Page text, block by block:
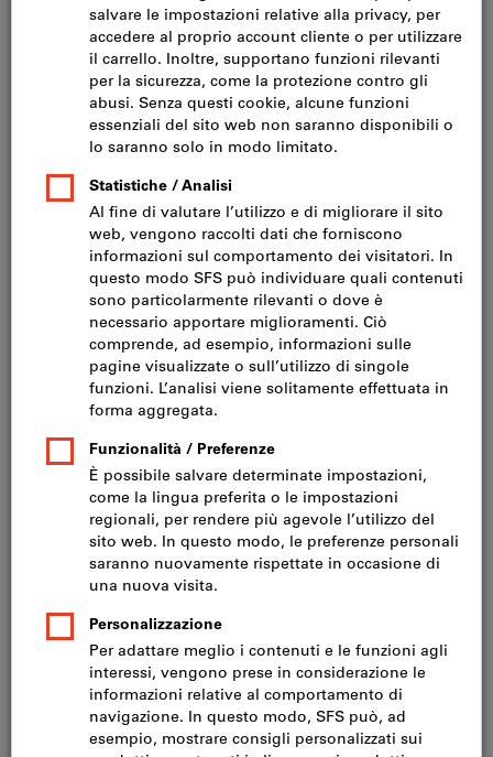
Armadi modulari e scaffalatura a cassetti (45)
Cassettiera (19)
Filtra e ordina
Prodotti
1200mm
Codice art.: 641034
Disponibile a magazzino
CHF 3’464.60
spedizione
Prezzo netto:CHF 3’205.00